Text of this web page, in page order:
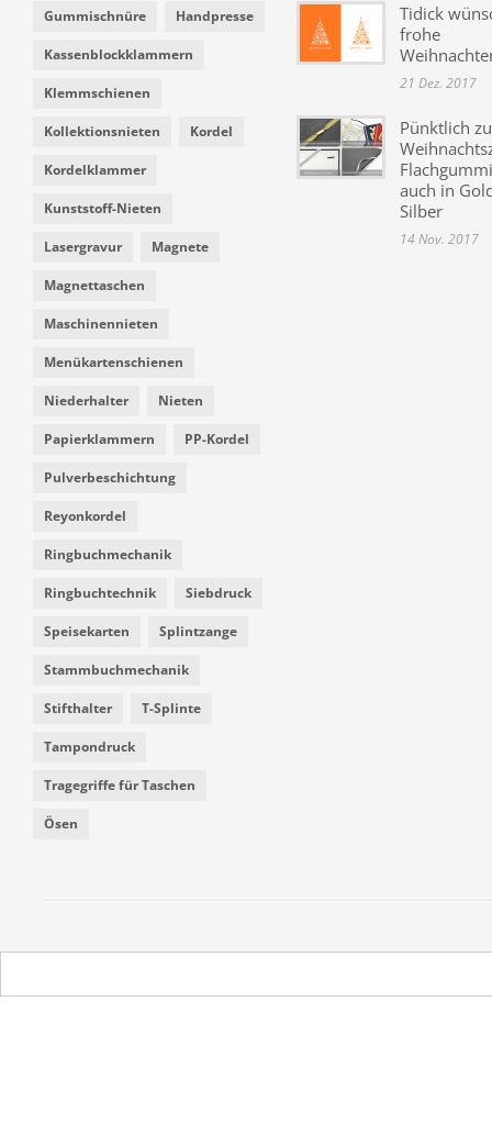
Gummischnüre Handpresse
Kassenblockklammern
Klemmschienen
Kollektionsnieten Kordel
Kordelklammer
Kunststoff-Nieten
Lasergravur Magnete
Magnettaschen
Maschinennieten
Menükartenschienen
Niederhalter Nieten
Papierklammern PP-Kordel
Pulverbeschichtung
Reyonkordel
Ringbuchmechanik
Ringbuchtechnik Siebdruck
Speisekarten Splintzange
Stammbuchmechanik
Stifthalter T-Splinte
Tampondruck
Tragegriffe für Taschen
Ösen
Tidick
frohe
21 Dez. 2017
Pünktlich
auch in
Silber
14 Nov. 2017